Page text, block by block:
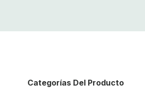
Categorías Del Producto